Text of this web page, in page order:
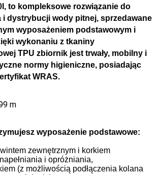
to kompleksowe rozwiązanie do
i dystrybucji wody pitnej, sprzedawane
wyposażeniem podstawowym i
wykonaniu z tkaniny
TPU zbiornik jest trwały, mobilny i
normy higieniczne, posiadając
WRAS.
m
wyposażenie podstawowe:
zewnętrznym i korkiem
i opróżniania,
(z możliwością podłączenia kolana